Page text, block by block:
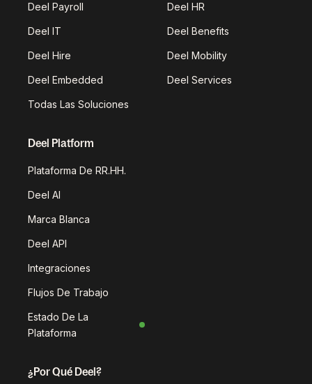
Deel Payroll Deel HR
Deel IT Deel Benefits
Deel Hire Deel Mobility
Deel Embedded Deel Services
Todas Las Soluciones
Deel Platform
Plataforma De RR.HH.
Deel AI
Marca Blanca
Deel API
Integraciones
Flujos De Trabajo
Estado De La
Plataforma
¿Por Qué Deel?